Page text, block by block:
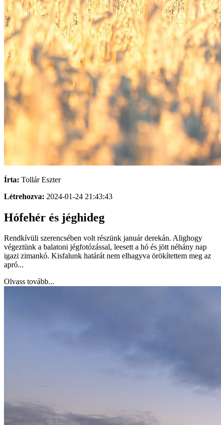
Írta: Tollár Eszter
Létrehozva: 2024-01-24 21:43:43
Hófehér és jéghideg
Rendkívüli szerencsében volt részünk január derekán. Alighogy
végeztünk a balatoni jégfotózással, leesett a hó és jött néhány nap
igazi zimankó. Kisfalunk határát nem elhagyva örökítettem meg az
apró...
Olvass tovább...